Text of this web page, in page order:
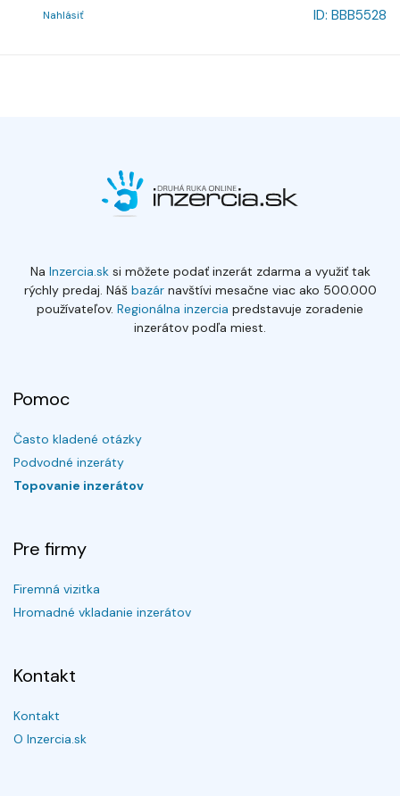
Nahlásiť ID: BBB5528
Na Inzercia.sksi môžete podať inzerát zdarma a využiť tak
rýchly predaj. Náš bazárnavštívi mesačne viac ako 500.000
používateľov. Regionálna inzercia predstavuje zoradenie
inzerátov podľa miest.
Pomoc
Často kladené otázky
Podvodné inzeráty
Topovanie inzerátov
Pre firmy
Firemná vizitka
Hromadné vkladanie inzerátov
Kontakt
Kontakt
O Inzercia.sk